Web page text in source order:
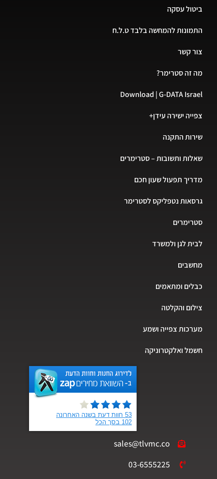
ביטול עסקה
התמונות להמחשה בלבד ט.ל.ח
צור קשר
מה זה סטרימר?
Download | G-DATA Israel
צפייה ישירה עידן+
שירות התקנה
שאלות ותשובות – סטרימרים
מדריך תפעול שעון חכם
גרסאות נטפליקס לסטרימר
סטרימרים
לבית לגן ולמשרד
מחשבים
כבלים ומתאמים
צילום והקלטה
מערכות צפייה ושמע
חשמל ואלקטרוניקה
sales@tlvmc.co
03-6555225